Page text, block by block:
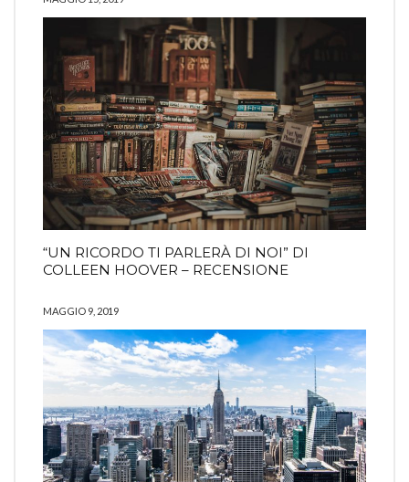
“UN RICORDO TI PARLERÀ DI NOI” DI
COLLEEN HOOVER – RECENSIONE
MAGGIO 9, 2019